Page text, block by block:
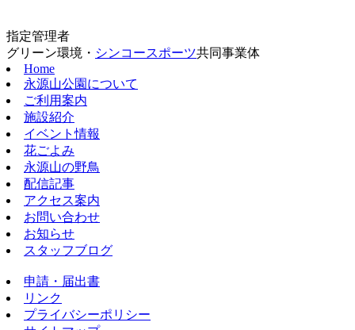
指定管理者
グリーン環境・ シンコースポーツ共同事業体
Home
永源山公園について
ご利用案内
施設紹介
イベント情報
花ごよみ
永源山の野鳥
配信記事
アクセス案内
お問い合わせ
お知らせ
スタッフブログ
申請・届出書
リンク
プライバシーポリシー